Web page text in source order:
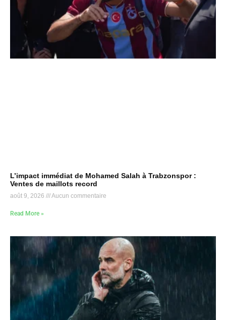
L’impact immédiat de Mohamed Salah à Trabzonspor :
Ventes de maillots record
août 9, 2026 Aucun commentaire
Read More »